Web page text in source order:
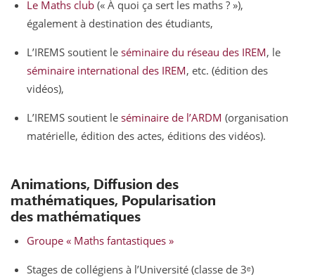
Le Maths club (« À quoi ça sert les maths ? »),
également à destination des étudiants,
L’IREMS soutient le séminaire du réseau des IREM, le
séminaire international des IREM, etc. (édition des
vidéos),
L’IREMS soutient le séminaire de l’ARDM (organisation
matérielle, édition des actes, éditions des vidéos).
Animations, Diffusion des
mathématiques, Popularisation
des mathématiques
Groupe « Maths fantastiques »
Stages de collégiens à l’Université (classe de 3ᵉ)